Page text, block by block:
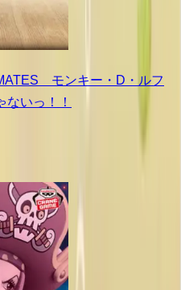
モンキー・D・ルフ
いっ！！